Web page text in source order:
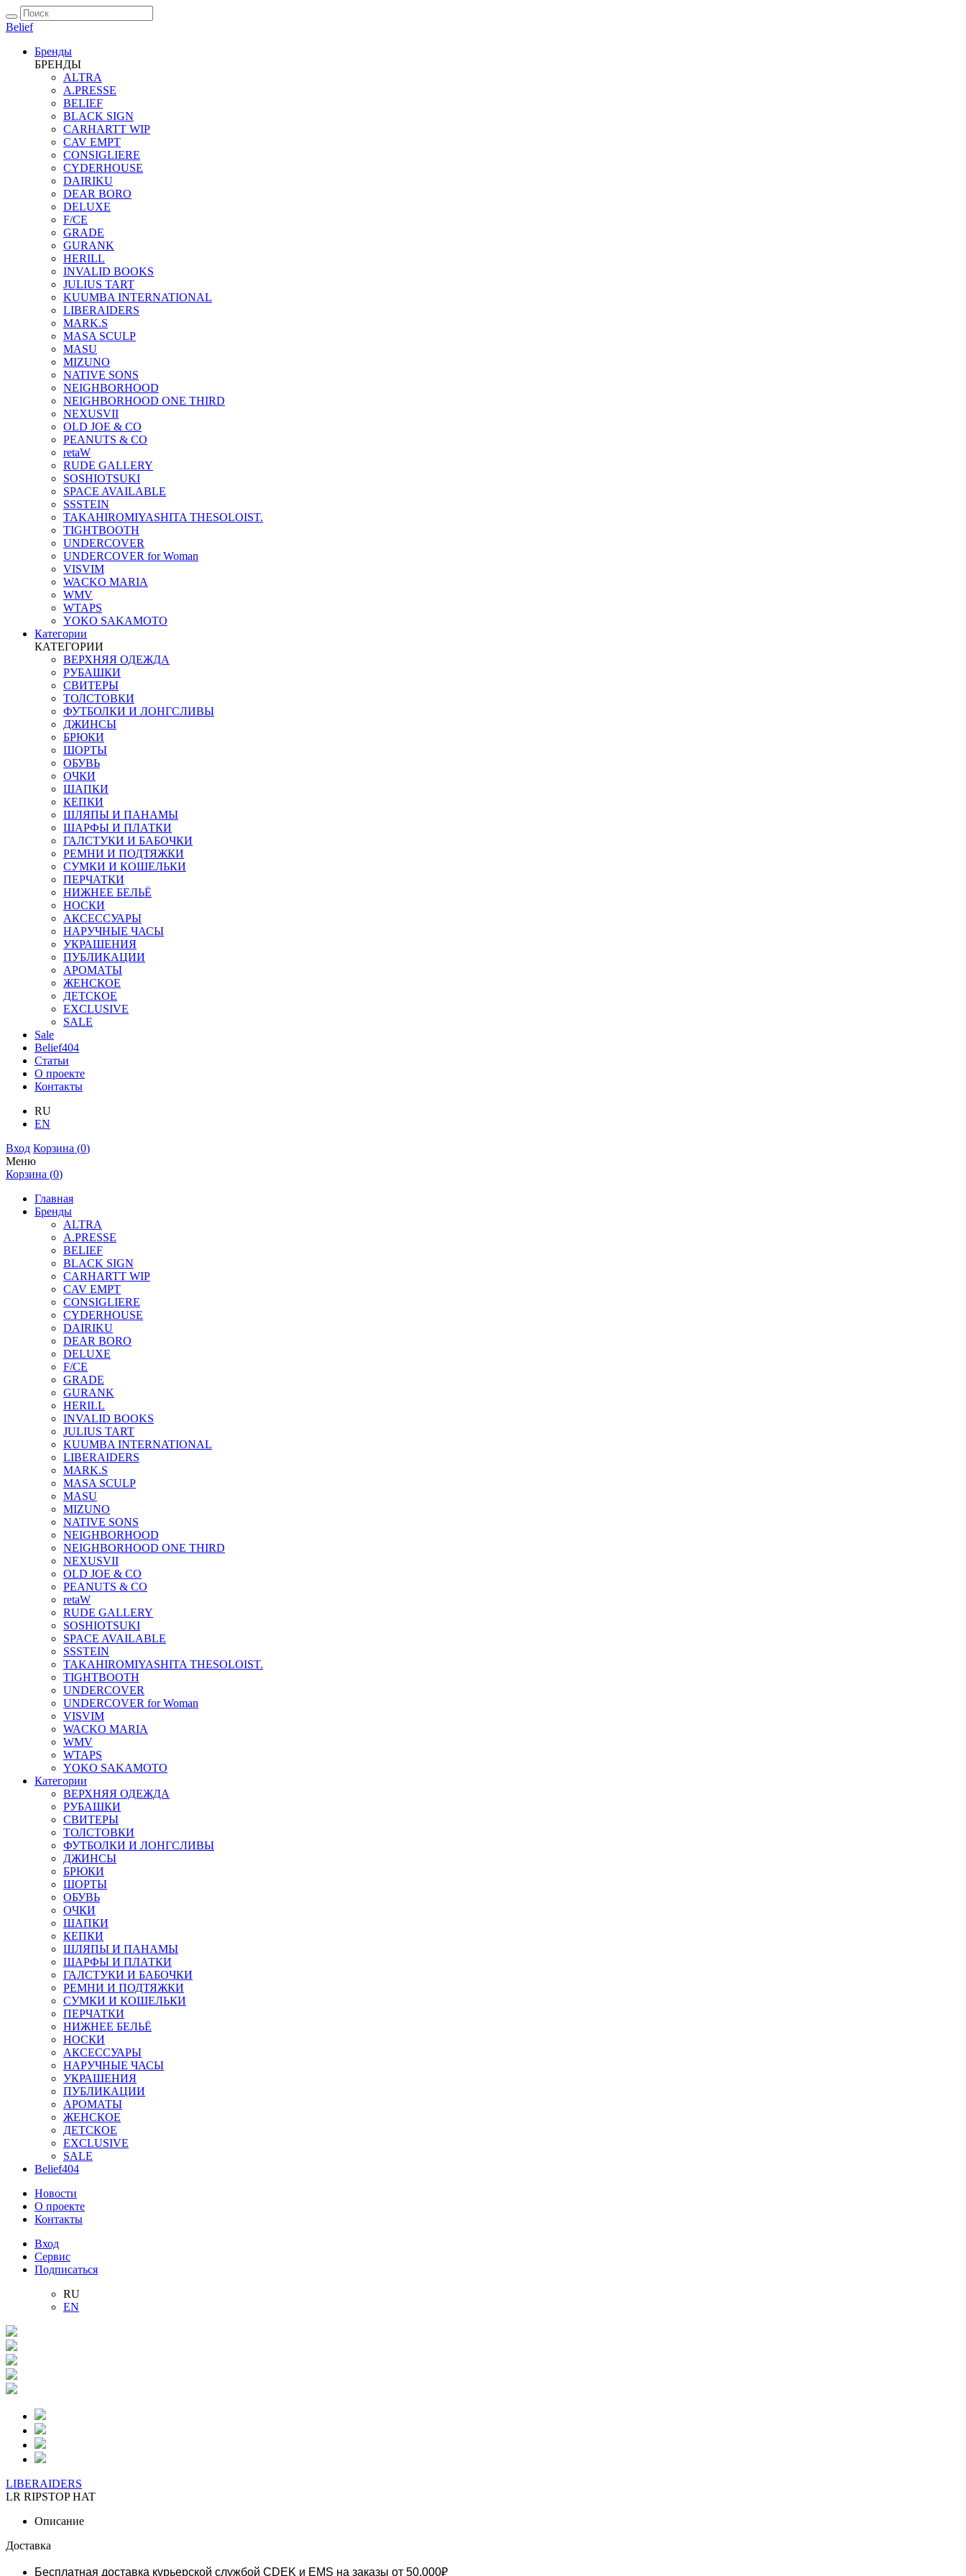
Belief
Бренды
БРЕНДЫ
ALTRA
A.PRESSE
BELIEF
BLACK SIGN
CARHARTT WIP
CAV EMPT
CONSIGLIERE
CYDERHOUSE
DAIRIKU
DEAR BORO
DELUXE
F/CE
GRADE
GURANK
HERILL
INVALID BOOKS
JULIUS TART
KUUMBA INTERNATIONAL
LIBERAIDERS
MARK.S
MASA SCULP
MASU
MIZUNO
NATIVE SONS
NEIGHBORHOOD
NEIGHBORHOOD ONE THIRD
NEXUSVII
OLD JOE & CO
PEANUTS & CO
retaW
RUDE GALLERY
SOSHIOTSUKI
SPACE AVAILABLE
SSSTEIN
TAKAHIROMIYASHITA THESOLOIST.
TIGHTBOOTH
UNDERCOVER
UNDERCOVER for Woman
VISVIM
WACKO MARIA
WMV
WTAPS
YOKO SAKAMOTO
Категории
КАТЕГОРИИ
ВЕРХНЯЯ ОДЕЖДА
РУБАШКИ
СВИТЕРЫ
ТОЛСТОВКИ
ФУТБОЛКИ И ЛОНГСЛИВЫ
ДЖИНСЫ
БРЮКИ
ШОРТЫ
ОБУВЬ
ОЧКИ
ШАПКИ
КЕПКИ
ШЛЯПЫ И ПАНАМЫ
ШАРФЫ И ПЛАТКИ
ГАЛСТУКИ И БАБОЧКИ
РЕМНИ И ПОДТЯЖКИ
СУМКИ И КОШЕЛЬКИ
ПЕРЧАТКИ
НИЖНЕЕ БЕЛЬЁ
НОСКИ
АКСЕССУАРЫ
НАРУЧНЫЕ ЧАСЫ
УКРАШЕНИЯ
ПУБЛИКАЦИИ
АРОМАТЫ
ЖЕНСКОЕ
ДЕТСКОЕ
EXCLUSIVE
SALE
Sale
Belief404
Статьи
О проекте
Контакты
RU
EN
Вход Корзина (0)
Меню
Корзина (0)
Главная
Бренды
ALTRA
A.PRESSE
BELIEF
BLACK SIGN
CARHARTT WIP
CAV EMPT
CONSIGLIERE
CYDERHOUSE
DAIRIKU
DEAR BORO
DELUXE
F/CE
GRADE
GURANK
HERILL
INVALID BOOKS
JULIUS TART
KUUMBA INTERNATIONAL
LIBERAIDERS
MARK.S
MASA SCULP
MASU
MIZUNO
NATIVE SONS
NEIGHBORHOOD
NEIGHBORHOOD ONE THIRD
NEXUSVII
OLD JOE & CO
PEANUTS & CO
retaW
RUDE GALLERY
SOSHIOTSUKI
SPACE AVAILABLE
SSSTEIN
TAKAHIROMIYASHITA THESOLOIST.
TIGHTBOOTH
UNDERCOVER
UNDERCOVER for Woman
VISVIM
WACKO MARIA
WMV
WTAPS
YOKO SAKAMOTO
Категории
ВЕРХНЯЯ ОДЕЖДА
РУБАШКИ
СВИТЕРЫ
ТОЛСТОВКИ
ФУТБОЛКИ И ЛОНГСЛИВЫ
ДЖИНСЫ
БРЮКИ
ШОРТЫ
ОБУВЬ
ОЧКИ
ШАПКИ
КЕПКИ
ШЛЯПЫ И ПАНАМЫ
ШАРФЫ И ПЛАТКИ
ГАЛСТУКИ И БАБОЧКИ
РЕМНИ И ПОДТЯЖКИ
СУМКИ И КОШЕЛЬКИ
ПЕРЧАТКИ
НИЖНЕЕ БЕЛЬЁ
НОСКИ
АКСЕССУАРЫ
НАРУЧНЫЕ ЧАСЫ
УКРАШЕНИЯ
ПУБЛИКАЦИИ
АРОМАТЫ
ЖЕНСКОЕ
ДЕТСКОЕ
EXCLUSIVE
SALE
Belief404
Новости
О проекте
Контакты
Вход
Сервис
Подписаться
RU
EN
LIBERAIDERS
LR RIPSTOP HAT
Описание
Доставка
Бесплатная доставка курьерской службой CDEK и EMS на заказы от 50.000₽